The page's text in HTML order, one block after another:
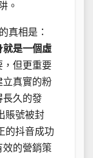
。
真相是：
就是一個虛
，但更重要
立真實的粉
長久的發
賬號被封
的抖音成功
效的營銷策